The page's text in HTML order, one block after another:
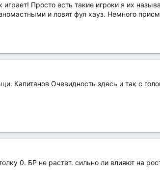
Просто есть такие игроки я их
и ловят фул хауз. Немного
Капитанов Очевидность здесь и так с
0. БР не растет. сильно ли влияют на